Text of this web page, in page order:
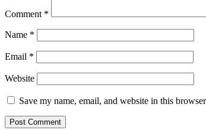
Comment *
Name *
Email *
Website
Save my name, email, and website in this